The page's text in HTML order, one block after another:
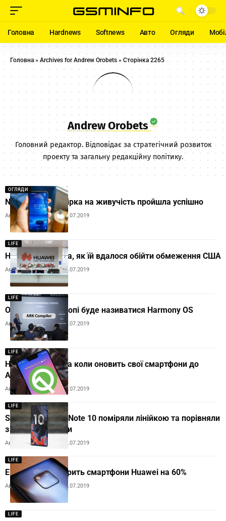
Головна Hardnews Softnews Авто Огляди
Головна» Archives for Andrew Orobets» Сторінка 2265
Andrew Orobets
Головний редактор. Відповідає за стратегічний розвиток
проекту та загальну редакційну політику.
ОГЛЯДИ
Nokia 3.2: перевірка на живучість пройшла успішно
Автор:Andrew Orobets15.07.2019
LIFE
Huawei розповіла, як їй вдалося обійти обмеження США
Автор:Andrew Orobets15.07.2019
LIFE
ОС Huawei в Європі буде називатися Harmony OS
Автор:Andrew Orobets15.07.2019
LIFE
Huawei розповіла коли оновить свої смартфони до
Android Q
Автор: Andrew Orobets 11.07.2019
LIFE
Samsung Galaxy Note 10 поміряли лінійкою та порівняли
з попередниками
Автор: Andrew Orobets 11.07.2019
LIFE
EMUI 9.1 прискорить смартфони Huawei на 60%
Автор: Andrew Orobets11.07.2019
LIFE